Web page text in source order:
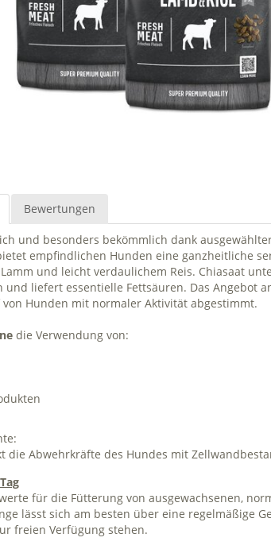
Bewertungen
und besonders bekömmlich dank
empfindlichen Hunden eine ganzheitliche
und leicht verdaulichem Reis. Chiasaat
und liefert essentielle Fettsäuren. Das Angebot
von Hunden mit normaler Aktivität abgestimmt.
die Verwendung von:
die Abwehrkräfte des Hundes mit
für die Fütterung von ausgewachsenen,
lässt sich am besten über eine regelmäßige
freien Verfügung stehen.